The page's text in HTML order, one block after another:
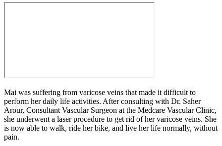
Mai was suffering from varicose veins that made it difficult to
perform her daily life activities. After consulting with Dr. Saher
Arour, Consultant Vascular Surgeon at the Medcare Vascular Clinic,
she underwent a laser procedure to get rid of her varicose veins. She
is now able to walk, ride her bike, and live her life normally, without
pain.